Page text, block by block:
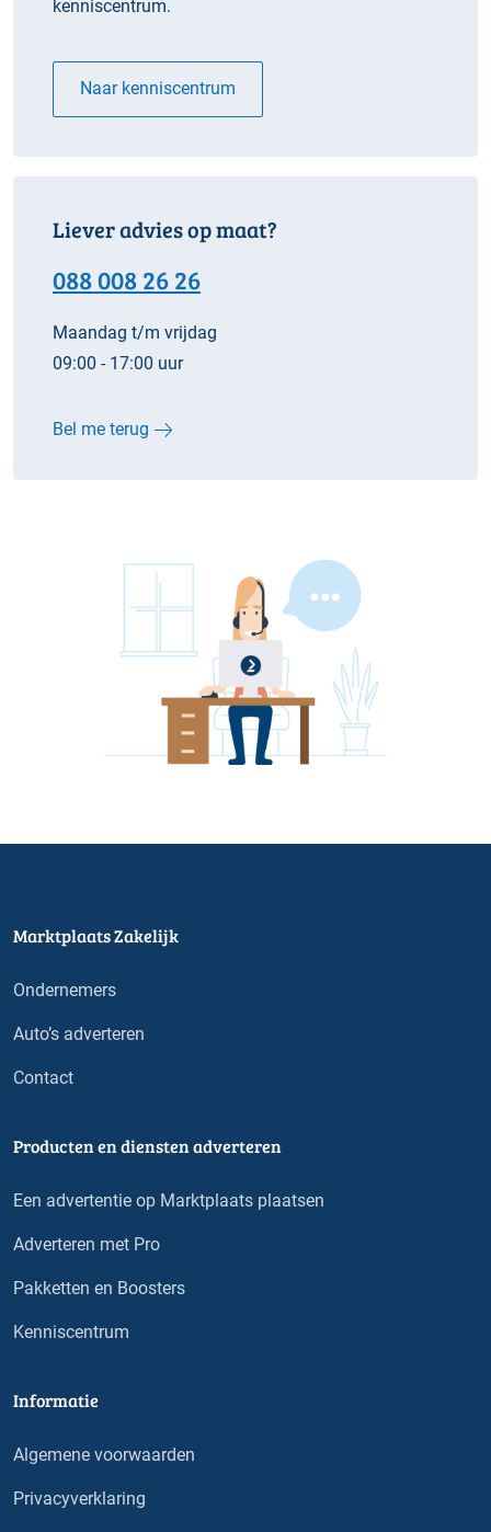
kenniscentrum.
Naar kenniscentrum
Liever advies op maat?
088 008 26 26
Maandag t/m vrijdag
09:00 - 17:00 uur
Bel me terug
Marktplaats Zakelijk
Ondernemers
Auto’s adverteren
Contact
Producten en diensten adverteren
Een advertentie op Marktplaats plaatsen
Adverteren met Pro
Pakketten en Boosters
Kenniscentrum
Informatie
Algemene voorwaarden
Privacyverklaring